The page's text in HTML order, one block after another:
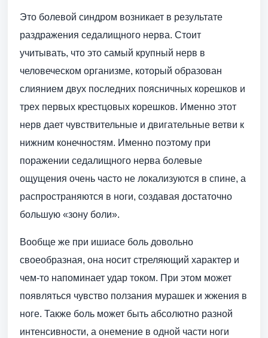
Это болевой синдром возникает в результате
раздражения седалищного нерва. Стоит
учитывать, что это самый крупный нерв в
человеческом организме, который образован
слиянием двух последних поясничных корешков и
трех первых крестцовых корешков. Именно этот
нерв дает чувствительные и двигательные ветви к
нижним конечностям. Именно поэтому при
поражении седалищного нерва болевые
ощущения очень часто не локализуются в спине, а
распространяются в ноги, создавая достаточно
большую «зону боли».
Вообще же при ишиасе боль довольно
своеобразная, она носит стреляющий характер и
чем-то напоминает удар током. При этом может
появляться чувство ползания мурашек и жжения в
ноге. Также боль может быть абсолютно разной
интенсивности, а онемение в одной части ноги